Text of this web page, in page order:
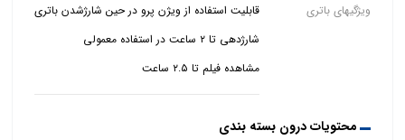
ویژگیهای باتری
قابلیت استفاده از ویژن پرو در حین شارژشدن باتری
مشاهده فیلم تا ۲.۵ ساعت
محتویات درون بسته بندی